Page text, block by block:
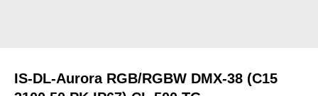
IS-DL-Aurora RGB/RGBW DMX-38 (C15